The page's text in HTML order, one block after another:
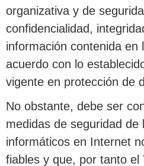
organizativa y de
confidencialidad,
información contenida en
acuerdo con lo
vigente en protección de
No obstante, debe ser
medidas de seguridad de
informáticos en Internet
fiables y que, por tanto el